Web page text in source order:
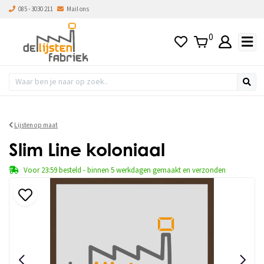
085 - 3030 211 Mail ons
0
Lijsten op maat
Slim Line koloniaal
Voor 23:59 besteld - binnen 5 werkdagen gemaakt en verzonden